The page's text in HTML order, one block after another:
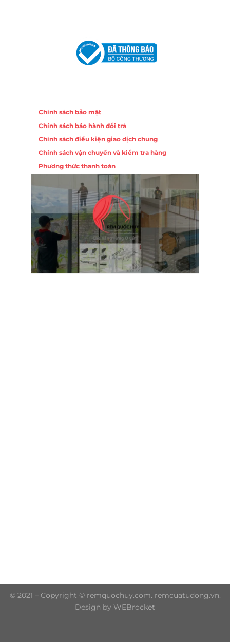
Chính sách bảo mật
Chính sách bảo hành đổi trả
Chính sách điều kiện giao dịch chung
Chính sách vận chuyển và kiểm tra hàng
Phương thức thanh toán
© 2021 – Copyright © remquochuy.com. remcuatudong.vn.
Design by WEBrocket